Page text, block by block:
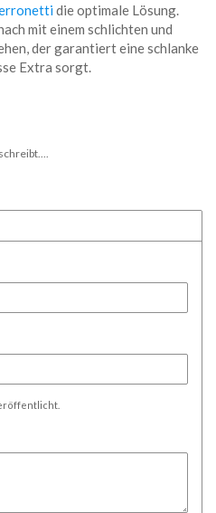
die optimale Lösung.
mit einem schlichten und
der garantiert eine schlanke
Extra sorgt.